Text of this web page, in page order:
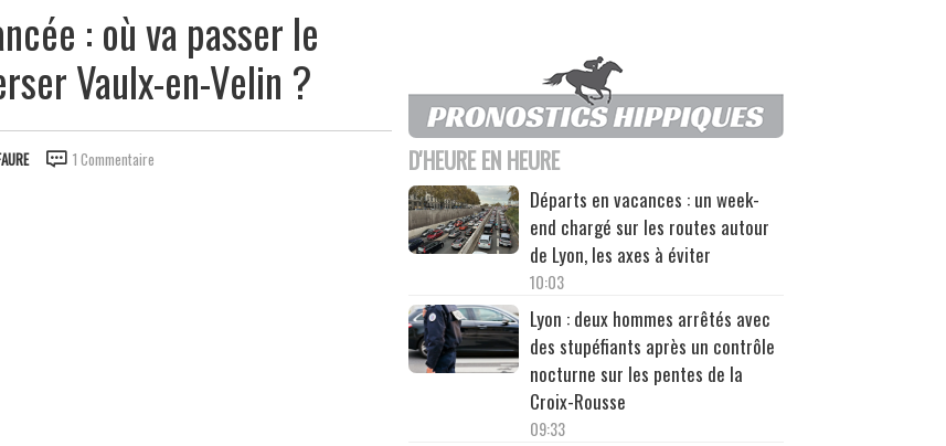
: où va passer le
Vaulx-en-Velin ?
1 Commentaire D'HEURE EN HEURE
Départs en vacances : un week-
end chargé sur les routes autour
de Lyon, les axes à éviter
10:03
Lyon : deux hommes arrêtés avec
des stupéfiants après un contrôle
nocturne sur les pentes de la
Croix-Rousse
09:33